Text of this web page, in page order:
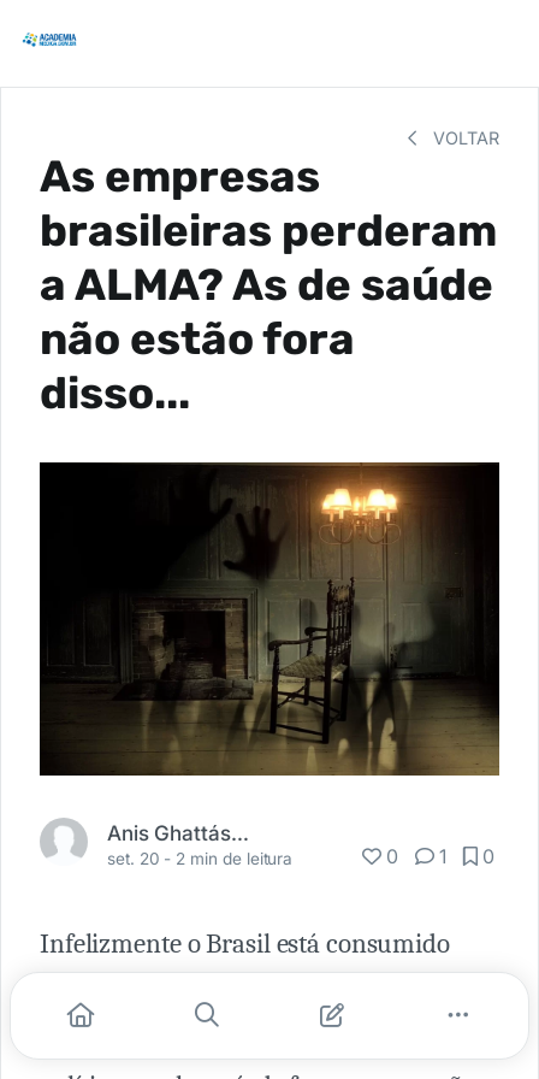
VOLTAR
As empresas
brasileiras perderam
a ALMA? As de saúde
não estão fora
disso...
Anis Ghattás Mitri Filho
set. 20 - 2 min de leitura 0 1 0
Infelizmente o Brasil está consumido